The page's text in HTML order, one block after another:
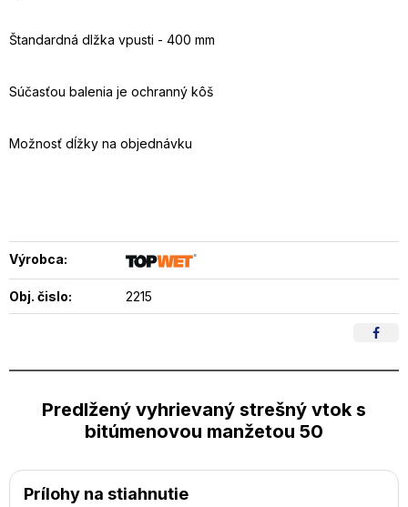
Štandardná dlžka vpusti - 400 mm
Súčasťou balenia je ochranný kôš
Možnosť dĺžky na objednávku
Výrobca:
Obj. čislo: 2215
Predlžený vyhrievaný strešný vtok s
bitúmenovou manžetou 50
Prílohy na stiahnutie